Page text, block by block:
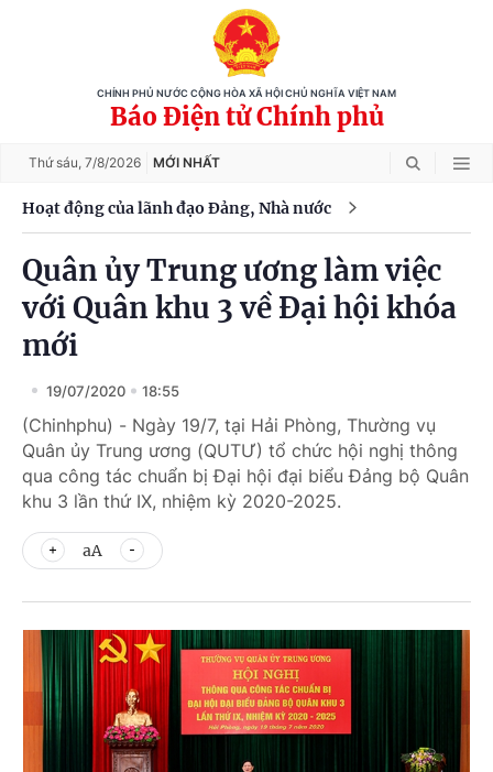
CHÍNH PHỦ NƯỚC CỘNG HÒA XÃ HỘI CHỦ NGHĨA VIỆT NAM
Báo Điện tử Chính phủ
Thứ sáu, 7/8/2026 MỚI NHẤT
Hoạt động của lãnh đạo Đảng, Nhà nước
Quân ủy Trung ương làm việc
với Quân khu 3 về Đại hội khóa
mới
19/07/2020 18:55
(Chinhphu) - Ngày 19/7, tại Hải Phòng, Thường vụ
Quân ủy Trung ương (QUTƯ) tổ chức hội nghị thông
qua công tác chuẩn bị Đại hội đại biểu Đảng bộ Quân
khu 3 lần thứ IX, nhiệm kỳ 2020-2025.
aA